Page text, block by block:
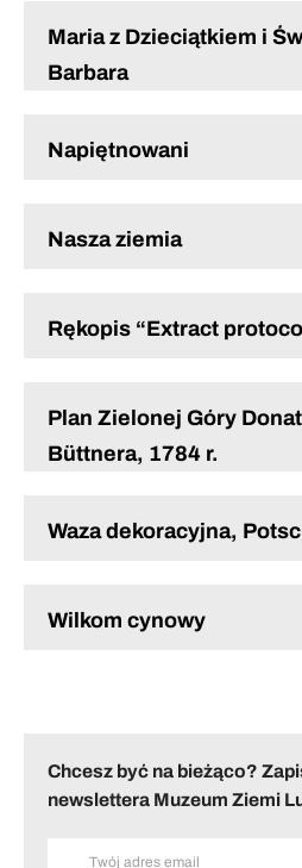
Maria z Dzieciątkiem i
Barbara
Napiętnowani
Nasza ziemia
Rękopis “Extract
Plan Zielonej Góry
Büttnera, 1784 r.
Waza dekoracyjna,
Wilkom cynowy
Chcesz być na bieżąco?
newslettera Muzeum Ziemi